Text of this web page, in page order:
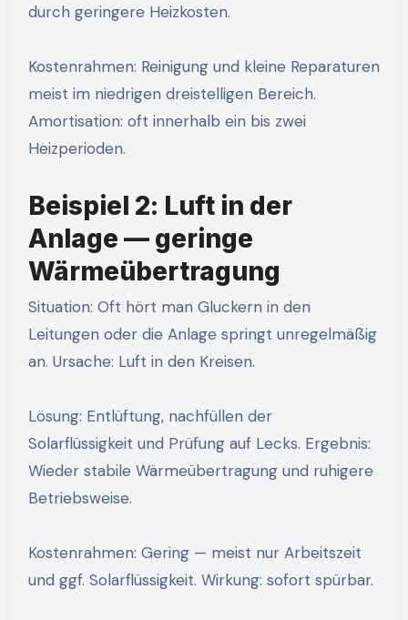
durch geringere Heizkosten.
Kostenrahmen: Reinigung und kleine Reparaturen
meist im niedrigen dreistelligen Bereich.
Amortisation: oft innerhalb ein bis zwei
Heizperioden.
Beispiel 2: Luft in der
Anlage — geringe
Wärmeübertragung
Situation: Oft hört man Gluckern in den
Leitungen oder die Anlage springt unregelmäßig
an. Ursache: Luft in den Kreisen.
Lösung: Entlüftung, nachfüllen der
Solarflüssigkeit und Prüfung auf Lecks. Ergebnis:
Wieder stabile Wärmeübertragung und ruhigere
Betriebsweise.
Kostenrahmen: Gering — meist nur Arbeitszeit
und ggf. Solarflüssigkeit. Wirkung: sofort spürbar.